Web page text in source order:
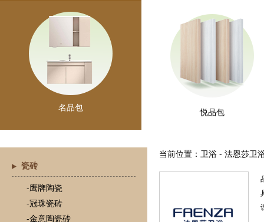
名品包 悦品包
瓷砖
-鹰牌陶瓷
-冠珠瓷砖
-金意陶瓷砖
当前位置：卫浴 - 法恩莎卫